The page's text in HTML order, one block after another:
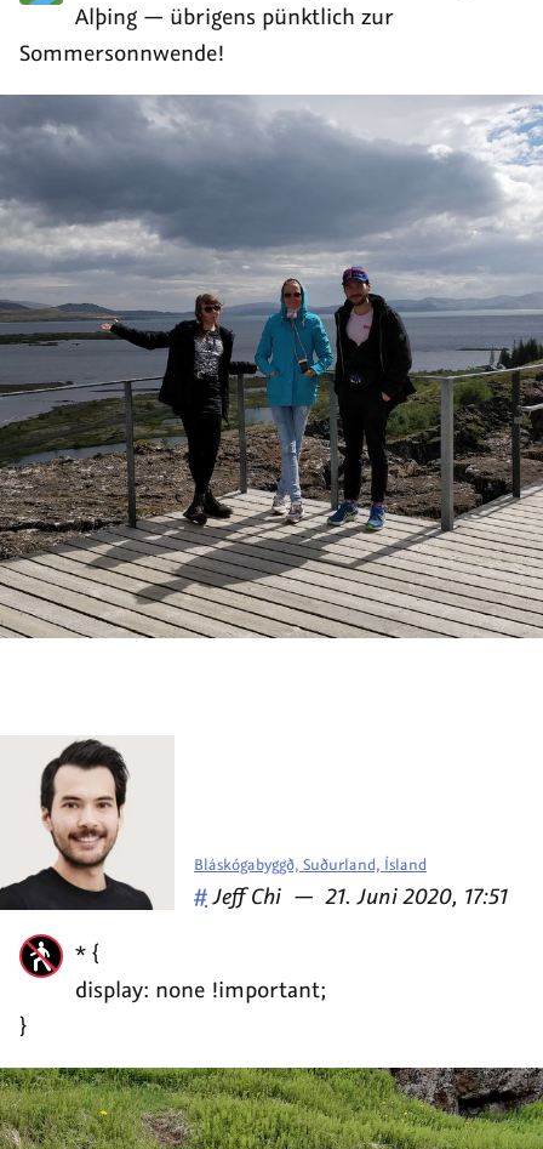
Alþing — übrigens pünktlich zur
Sommersonnwende!
* {
display: none !important;
}
Bláskógabyggð, Suðurland, Ísland
# Veröffentlicht
Jeff Chi — am
21. Juni 2020, 17:51